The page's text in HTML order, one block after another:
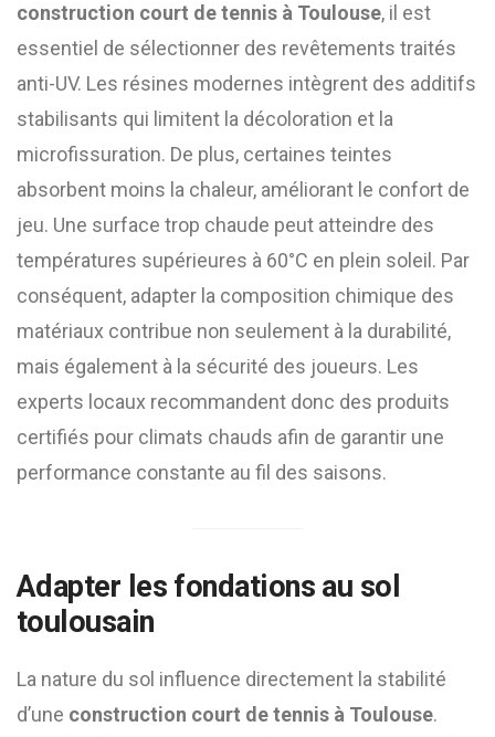
construction court de tennis à Toulouse, il est
essentiel de sélectionner des revêtements traités
anti-UV. Les résines modernes intègrent des additifs
stabilisants qui limitent la décoloration et la
microfissuration. De plus, certaines teintes
absorbent moins la chaleur, améliorant le confort de
jeu. Une surface trop chaude peut atteindre des
températures supérieures à 60°C en plein soleil. Par
conséquent, adapter la composition chimique des
matériaux contribue non seulement à la durabilité,
mais également à la sécurité des joueurs. Les
experts locaux recommandent donc des produits
certifiés pour climats chauds afin de garantir une
performance constante au fil des saisons.
Adapter les fondations au sol
toulousain
La nature du sol influence directement la stabilité
d’une construction court de tennis à Toulouse.